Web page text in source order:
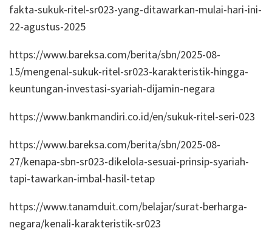
fakta-sukuk-ritel-sr023-yang-ditawarkan-mulai-hari-ini-
22-agustus-2025
https://www.bareksa.com/berita/sbn/2025-08-
15/mengenal-sukuk-ritel-sr023-karakteristik-hingga-
keuntungan-investasi-syariah-dijamin-negara
https://www.bankmandiri.co.id/en/sukuk-ritel-seri-023
https://www.bareksa.com/berita/sbn/2025-08-
27/kenapa-sbn-sr023-dikelola-sesuai-prinsip-syariah-
tapi-tawarkan-imbal-hasil-tetap
https://www.tanamduit.com/belajar/surat-berharga-
negara/kenali-karakteristik-sr023